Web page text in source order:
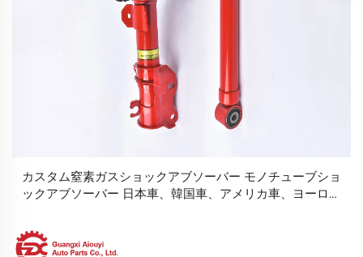
カスタム窒素ガスショックアブソーバー モノチューブショ
ックアブソーバー 日本車、韓国車、アメリカ車、ヨーロッ